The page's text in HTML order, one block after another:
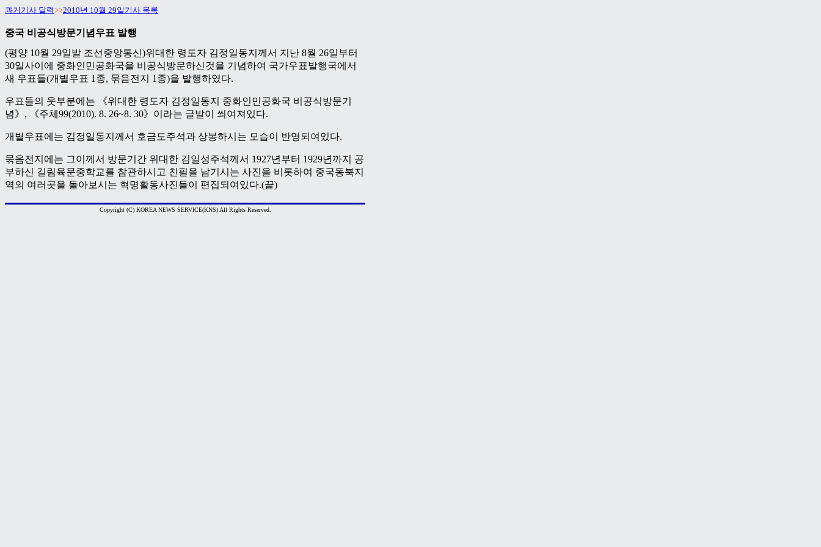
과거기사 달력>>2010년 10월 29일기사 목록
중국 비공식방문기념우표 발행
(평양 10월 29일발 조선중앙통신)위대한 령도자 김정일동지께서 지난 8월 26일부터
30일사이에 중화인민공화국을 비공식방문하신것을 기념하여 국가우표발행국에서
새 우표들(개별우표 1종, 묶음전지 1종)을 발행하였다.
우표들의 웃부분에는 《위대한 령도자 김정일동지 중화인민공화국 비공식방문기
념》, 《주체99(2010). 8. 26~8. 30》이라는 글발이 씌여져있다.
개별우표에는 김정일동지께서 호금도주석과 상봉하시는 모습이 반영되여있다.
묶음전지에는 그이께서 방문기간 위대한 김일성주석께서 1927년부터 1929년까지 공
부하신 길림육문중학교를 참관하시고 친필을 남기시는 사진을 비롯하여 중국동북지
역의 여러곳을 돌아보시는 혁명활동사진들이 편집되여있다.(끝)
Copyright (C) KOREA NEWS SERVICE(KNS) All Rights Reserved.